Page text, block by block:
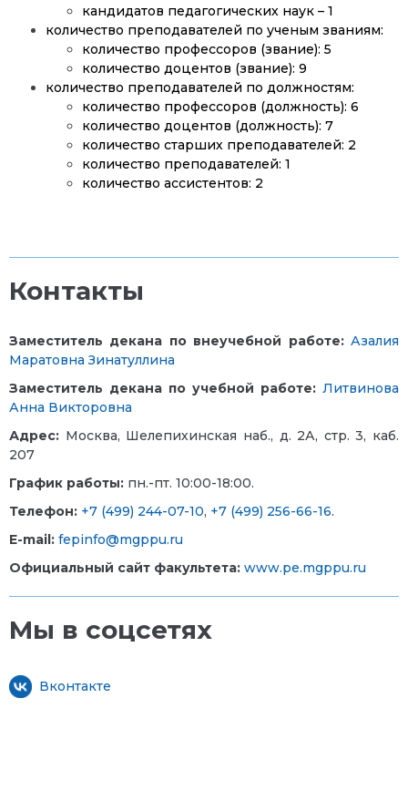
кандидатов педагогических наук – 1
количество преподавателей по ученым званиям:
количество профессоров (звание): 5
количество доцентов (звание): 9
количество преподавателей по должностям:
количество профессоров (должность): 6
количество доцентов (должность): 7
количество старших преподавателей: 2
количество преподавателей: 1
количество ассистентов: 2
Контакты
Заместитель декана по внеучебной работе:Азалия
Маратовна Зинатуллина
Заместитель декана по учебной работе: Литвинова
Анна Викторовна
Адрес: Москва, Шелепихинская наб., д. 2А, стр. 3, каб.
207
График работы: пн.-пт. 10:00-18:00.
Телефон: +7 (499) 244-07-10, +7 (499) 256-66-16.
E-mail: fepinfo@mgppu.ru
Официальный сайт факультета: www.pe.mgppu.ru
Мы в соцсетях
Вконтакте